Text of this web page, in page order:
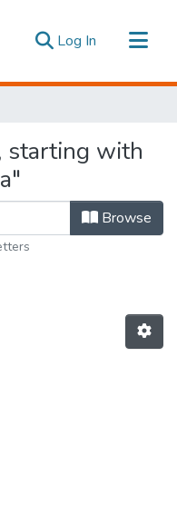
Log In (current)
starting with
Browse